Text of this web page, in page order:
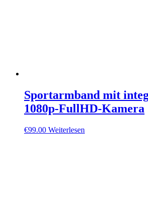
Sportarmband mit
1080p-FullHD-Kamera
€99.00 Weiterlesen